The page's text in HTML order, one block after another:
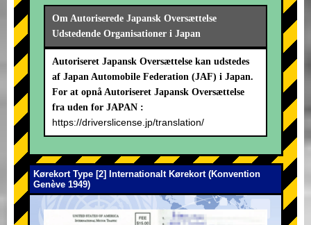
Om Autoriserede Japansk Oversættelse
Udstedende Organisationer i Japan
Autoriseret Japansk Oversættelse kan udstedes
af Japan Automobile Federation (JAF) i Japan.
For at opnå Autoriseret Japansk Oversættelse
fra uden for JAPAN :
https://driverslicense.jp/translation/
Kørekort Type [2] Internationalt Kørekort (Konvention
Genève 1949)